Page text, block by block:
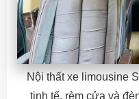
Nội thất xe limousine
tinh tế, rèm cửa và